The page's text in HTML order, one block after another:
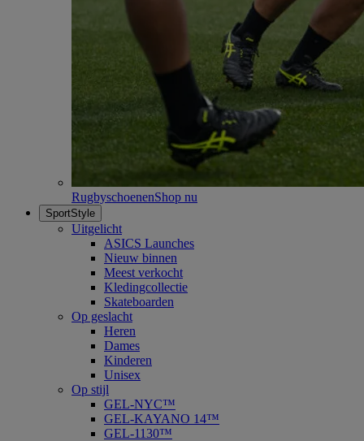
RugbyschoenenShop nu
SportStyle
Uitgelicht
ASICS Launches
Nieuw binnen
Meest verkocht
Kledingcollectie
Skateboarden
Op geslacht
Heren
Dames
Kinderen
Unisex
Op stijl
GEL-NYC™
GEL-KAYANO 14™
GEL-1130™